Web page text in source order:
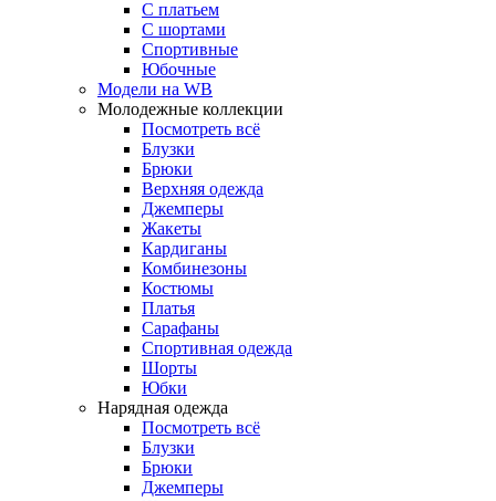
С платьем
С шортами
Спортивные
Юбочные
Модели на WB
Молодежные коллекции
Посмотреть всё
Блузки
Брюки
Верхняя одежда
Джемперы
Жакеты
Кардиганы
Комбинезоны
Костюмы
Платья
Сарафаны
Спортивная одежда
Шорты
Юбки
Нарядная одежда
Посмотреть всё
Блузки
Брюки
Джемперы